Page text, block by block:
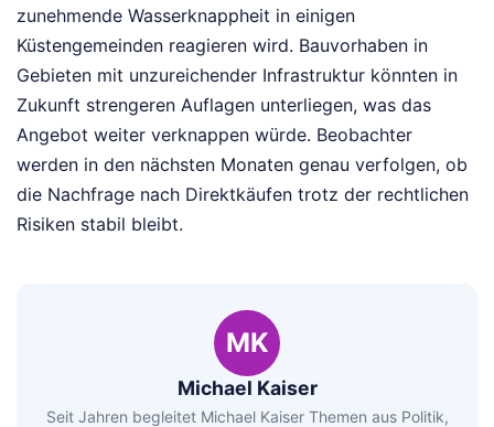
zunehmende Wasserknappheit in einigen
Küstengemeinden reagieren wird. Bauvorhaben in
Gebieten mit unzureichender Infrastruktur könnten in
Zukunft strengeren Auflagen unterliegen, was das
Angebot weiter verknappen würde. Beobachter
werden in den nächsten Monaten genau verfolgen, ob
die Nachfrage nach Direktkäufen trotz der rechtlichen
Risiken stabil bleibt.
MK
Michael Kaiser
Seit Jahren begleitet Michael Kaiser Themen aus Politik,